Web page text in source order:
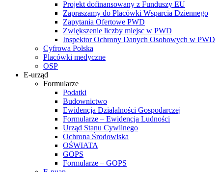
Projekt dofinansowany z Funduszy EU
Zapraszamy do Placówki Wsparcia Dziennego
Zapytania Ofertowe PWD
Zwiększenie liczby miejsc w PWD
Inspektor Ochrony Danych Osobowych w PWD
Cyfrowa Polska
Placówki medyczne
OSP
E-urząd
Formularze
Podatki
Budownictwo
Ewidencja Działalności Gospodarczej
Formularze – Ewidencja Ludności
Urząd Stanu Cywilnego
Ochrona Środowiska
OŚWIATA
GOPS
Formularze – GOPS